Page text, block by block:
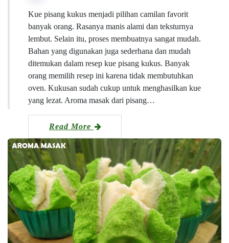
Kue pisang kukus menjadi pilihan camilan favorit
banyak orang. Rasanya manis alami dan teksturnya
lembut. Selain itu, proses membuatnya sangat mudah.
Bahan yang digunakan juga sederhana dan mudah
ditemukan dalam resep kue pisang kukus. Banyak
orang memilih resep ini karena tidak membutuhkan
oven. Kukusan sudah cukup untuk menghasilkan kue
yang lezat. Aroma masak dari pisang…
Read More